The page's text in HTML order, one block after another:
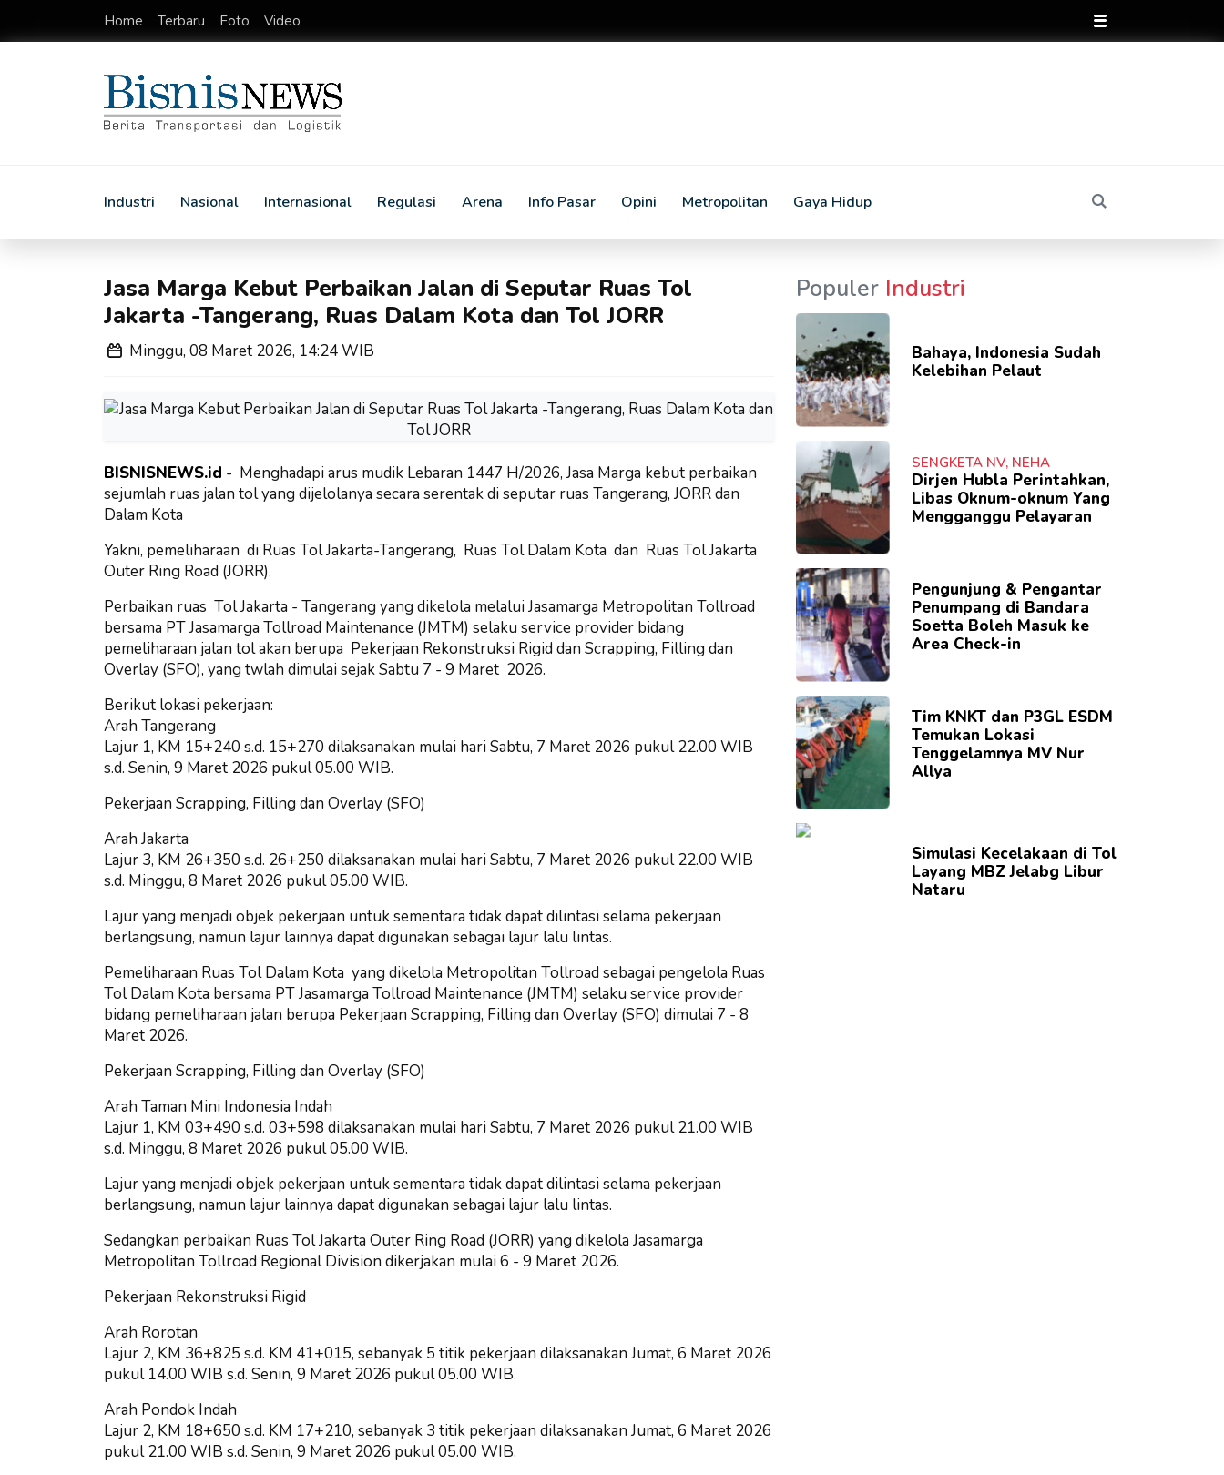
Home Terbaru Foto Video
Industri Nasional Internasional Regulasi Arena Info Pasar Opini Metropolitan Gaya Hidup
Jasa Marga Kebut Perbaikan Jalan di Seputar Ruas Tol
Jakarta -Tangerang, Ruas Dalam Kota dan Tol JORR
Minggu, 08 Maret 2026, 14:24 WIB
BISNISNEWS.id - Menghadapi arus mudik Lebaran 1447 H/2026, Jasa Marga kebut perbaikan
sejumlah ruas jalan tol yang dijelolanya secara serentak di seputar ruas Tangerang, JORR dan
Dalam Kota
Yakni, pemeliharaan di Ruas Tol Jakarta-Tangerang, Ruas Tol Dalam Kota dan Ruas Tol Jakarta
Outer Ring Road (JORR).
Perbaikan ruas Tol Jakarta - Tangerang yang dikelola melalui Jasamarga Metropolitan Tollroad
bersama PT Jasamarga Tollroad Maintenance (JMTM) selaku service provider bidang
pemeliharaan jalan tol akan berupa Pekerjaan Rekonstruksi Rigid dan Scrapping, Filling dan
Overlay (SFO), yang twlah dimulai sejak Sabtu 7 - 9 Maret 2026.
Berikut lokasi pekerjaan:
Arah Tangerang
Lajur 1, KM 15+240 s.d. 15+270 dilaksanakan mulai hari Sabtu, 7 Maret 2026 pukul 22.00 WIB
s.d. Senin, 9 Maret 2026 pukul 05.00 WIB.
Pekerjaan Scrapping, Filling dan Overlay (SFO)
Arah Jakarta
Lajur 3, KM 26+350 s.d. 26+250 dilaksanakan mulai hari Sabtu, 7 Maret 2026 pukul 22.00 WIB
s.d. Minggu, 8 Maret 2026 pukul 05.00 WIB.
Lajur yang menjadi objek pekerjaan untuk sementara tidak dapat dilintasi selama pekerjaan
berlangsung, namun lajur lainnya dapat digunakan sebagai lajur lalu lintas.
Pemeliharaan Ruas Tol Dalam Kota yang dikelola Metropolitan Tollroad sebagai pengelola Ruas
Tol Dalam Kota bersama PT Jasamarga Tollroad Maintenance (JMTM) selaku service provider
bidang pemeliharaan jalan berupa Pekerjaan Scrapping, Filling dan Overlay (SFO) dimulai 7 - 8
Maret 2026.
Pekerjaan Scrapping, Filling dan Overlay (SFO)
Arah Taman Mini Indonesia Indah
Lajur 1, KM 03+490 s.d. 03+598 dilaksanakan mulai hari Sabtu, 7 Maret 2026 pukul 21.00 WIB
s.d. Minggu, 8 Maret 2026 pukul 05.00 WIB.
Lajur yang menjadi objek pekerjaan untuk sementara tidak dapat dilintasi selama pekerjaan
berlangsung, namun lajur lainnya dapat digunakan sebagai lajur lalu lintas.
Sedangkan perbaikan Ruas Tol Jakarta Outer Ring Road (JORR) yang dikelola Jasamarga
Metropolitan Tollroad Regional Division dikerjakan mulai 6 - 9 Maret 2026.
Pekerjaan Rekonstruksi Rigid
Arah Rorotan
Lajur 2, KM 36+825 s.d. KM 41+015, sebanyak 5 titik pekerjaan dilaksanakan Jumat, 6 Maret 2026
pukul 14.00 WIB s.d. Senin, 9 Maret 2026 pukul 05.00 WIB.
Arah Pondok Indah
Lajur 2, KM 18+650 s.d. KM 17+210, sebanyak 3 titik pekerjaan dilaksanakan Jumat, 6 Maret 2026
pukul 21.00 WIB s.d. Senin, 9 Maret 2026 pukul 05.00 WIB.
Populer Industri
Bahaya, Indonesia Sudah
Kelebihan Pelaut
SENGKETA NV, NEHA
Dirjen Hubla Perintahkan,
Libas Oknum-oknum Yang
Mengganggu Pelayaran
Pengunjung & Pengantar
Penumpang di Bandara
Soetta Boleh Masuk ke
Area Check-in
Tim KNKT dan P3GL ESDM
Temukan Lokasi
Tenggelamnya MV Nur
Allya
Simulasi Kecelakaan di Tol
Layang MBZ Jelabg Libur
Nataru